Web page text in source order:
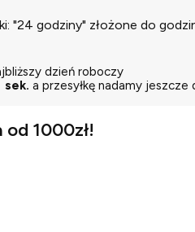
"24 godziny" złożone do
dzień roboczy
sek. a przesyłkę nadamy jeszcze
1000zł!